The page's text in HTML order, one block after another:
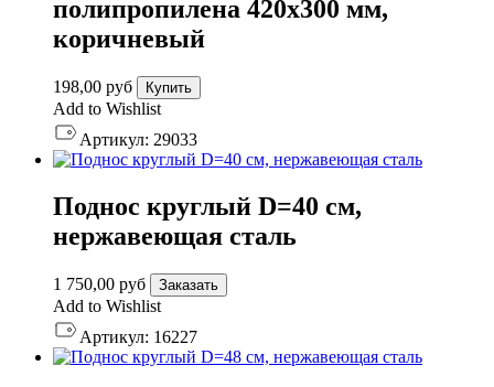
полипропилена 420х300 мм,
коричневый
198,00 руб Купить
Add to Wishlist
Артикул: 29033
Поднос круглый D=40 см,
нержавеющая сталь
1 750,00 руб Заказать
Add to Wishlist
Артикул: 16227